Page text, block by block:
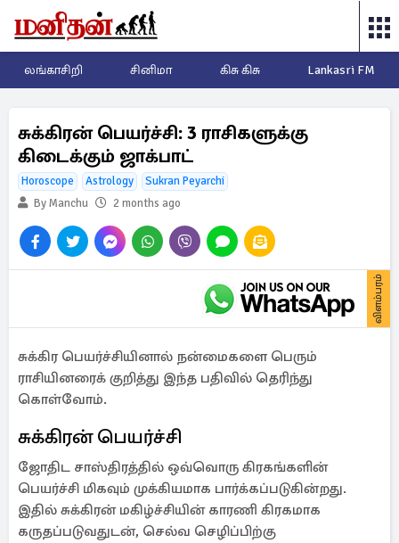
லங்காசிறி சினிமா கிசு கிசு Lankasri FM
சுக்கிரன் பெயர்ச்சி: 3 ராசிகளுக்கு
கிடைக்கும் ஜாக்பாட்
Horoscope Astrology
Sukran Peyarchi
By Manchu
2 months ago
விளம்பரம்
சுக்கிர பெயர்ச்சியினால் நன்மைகளை பெரும்
ராசியினரைக் குறித்து இந்த பதிவில் தெரிந்து
கொள்வோம்.
சுக்கிரன் பெயர்ச்சி
ஜோதிட சாஸ்திரத்தில் ஒவ்வொரு கிரகங்களின்
பெயர்ச்சி மிகவும் முக்கியமாக பார்க்கப்படுகின்றது.
இதில் சுக்கிரன் மகிழ்ச்சியின் காரணி கிரகமாக
கருதப்படுவதுடன், செல்வ செழிப்பிற்கு